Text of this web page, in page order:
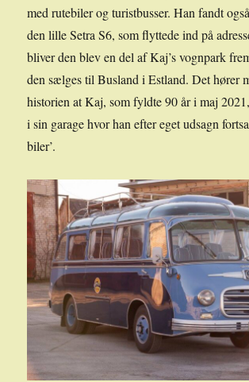
med rutebiler og turistbusser. Han fandt
den lille Setra S6, som flyttede ind på
bliver den blev en del af Kaj’s vognpark
den sælges til Busland i Estland. Det hører
historien at Kaj, som fyldte 90 år i maj
i sin garage hvor han efter eget udsagn
biler’.